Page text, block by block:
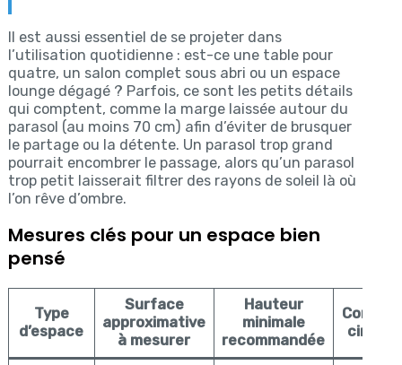
Il est aussi essentiel de se projeter dans
l’utilisation quotidienne : est-ce une table pour
quatre, un salon complet sous abri ou un espace
lounge dégagé ? Parfois, ce sont les petits détails
qui comptent, comme la marge laissée autour du
parasol (au moins 70 cm) afin d’éviter de brusquer
le partage ou la détente. Un parasol trop grand
pourrait encombrer le passage, alors qu’un parasol
trop petit laisserait filtrer des rayons de soleil là où
l’on rêve d’ombre.
Mesures clés pour un espace bien
pensé
Type
d’espace
Surface
approximative
à mesurer
Hauteur
minimale
recommandée
Conseil